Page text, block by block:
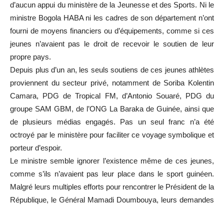
d’aucun appui du ministère de la Jeunesse et des Sports. Ni le
ministre Bogola HABA ni les cadres de son département n’ont
fourni de moyens financiers ou d’équipements, comme si ces
jeunes n’avaient pas le droit de recevoir le soutien de leur
propre pays.
Depuis plus d’un an, les seuls soutiens de ces jeunes athlètes
proviennent du secteur privé, notamment de Soriba Kolentin
Camara, PDG de Tropical FM, d’Antonio Souaré, PDG du
groupe SAM GBM, de l’ONG La Baraka de Guinée, ainsi que
de plusieurs médias engagés. Pas un seul franc n’a été
octroyé par le ministère pour faciliter ce voyage symbolique et
porteur d’espoir.
Le ministre semble ignorer l’existence même de ces jeunes,
comme s’ils n’avaient pas leur place dans le sport guinéen.
Malgré leurs multiples efforts pour rencontrer le Président de la
République, le Général Mamadi Doumbouya, leurs demandes